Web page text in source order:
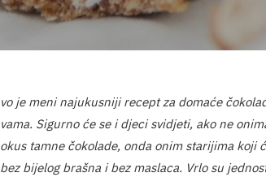
vo je meni najukusniji recept za domaće
vama. Sigurno će se i djeci svidjeti, ako ne
okus tamne čokolade, onda onim starijima koji
bez bijelog brašna i bez maslaca. Vrlo su